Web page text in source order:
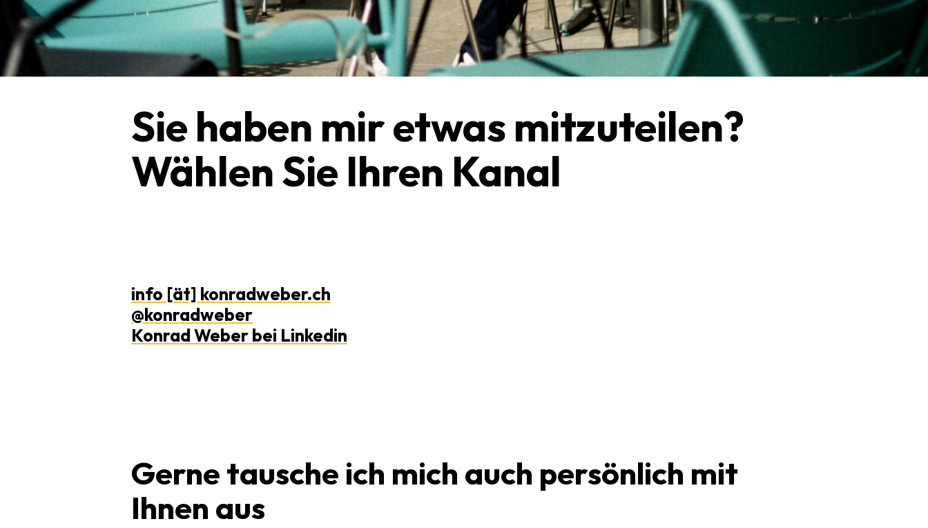
Sie haben mir etwas mitzuteilen?
Wählen Sie Ihren Kanal
info [ät] konradweber.ch
@konradweber
Konrad Weber bei Linkedin
Gerne tausche ich mich auch persönlich mit
Ihnen aus